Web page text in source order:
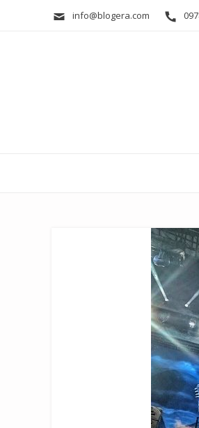
info@blogera.com